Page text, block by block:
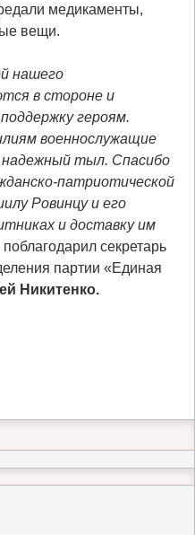
медикаменты,
вещи.
нашего
в стороне и
героям.
военнослужащие
надежный тыл. Спасибо
патриотической
Ровинцу и его
и доставку им
поблагодарил секретарь
партии «Единая
Никитенко.